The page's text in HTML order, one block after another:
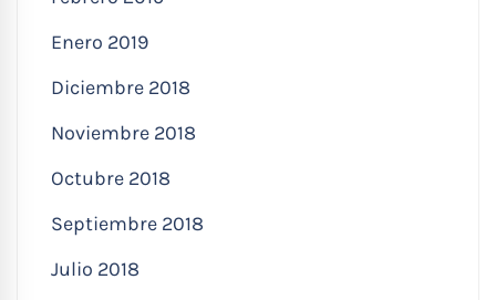
Enero 2019
Diciembre 2018
Noviembre 2018
Octubre 2018
Septiembre 2018
Julio 2018